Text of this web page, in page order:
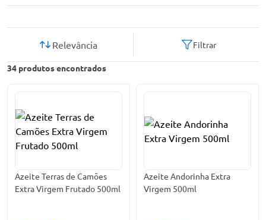
34 produtos encontrados
Relevância Filtrar
Azeite Terras de Camões
Extra Virgem Frutado 500ml
Azeite Andorinha Extra
Virgem 500ml